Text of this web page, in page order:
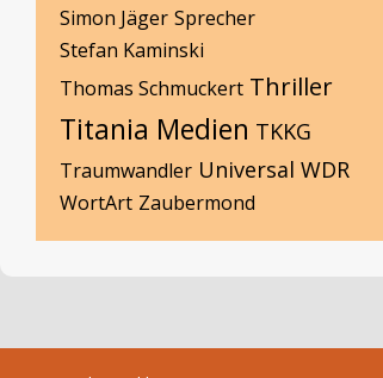
Simon Jäger Sprecher
Stefan Kaminski
Thomas Schmuckert Thriller
Titania Medien TKKG
Traumwandler Universal WDR
WortArt Zaubermond